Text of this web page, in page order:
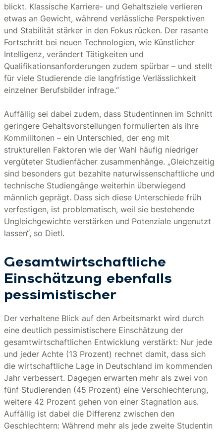
blickt. Klassische Karriere- und Gehaltsziele verlieren
etwas an Gewicht, während verlässliche Perspektiven
und Stabilität stärker in den Fokus rücken. Der rasante
Fortschritt bei neuen Technologien, wie Künstlicher
Intelligenz, verändert Tätigkeiten und
Qualifikationsanforderungen zudem spürbar – und stellt
für viele Studierende die langfristige Verlässlichkeit
einzelner Berufsbilder infrage.“
Auffällig sei dabei zudem, dass Studentinnen im Schnitt
geringere Gehaltsvorstellungen formulierten als ihre
Kommilitonen – ein Unterschied, der eng mit
strukturellen Faktoren wie der Wahl häufig niedriger
vergüteter Studienfächer zusammenhänge. „Gleichzeitig
sind besonders gut bezahlte naturwissenschaftliche und
technische Studiengänge weiterhin überwiegend
männlich geprägt. Dass sich diese Unterschiede früh
verfestigen, ist problematisch, weil sie bestehende
Ungleichgewichte verstärken und Potenziale ungenutzt
lassen“, so Dietl.
Gesamtwirtschaftliche
Einschätzung ebenfalls
pessimistischer
Der verhaltene Blick auf den Arbeitsmarkt wird durch
eine deutlich pessimistischere Einschätzung der
gesamtwirtschaftlichen Entwicklung verstärkt: Nur jede
und jeder Achte (13 Prozent) rechnet damit, dass sich
die wirtschaftliche Lage in Deutschland im kommenden
Jahr verbessert. Dagegen erwarten mehr als zwei von
fünf Studierenden (45 Prozent) eine Verschlechterung,
weitere 42 Prozent gehen von einer Stagnation aus.
Auffällig ist dabei die Differenz zwischen den
Geschlechtern: Während mehr als jede zweite Studentin